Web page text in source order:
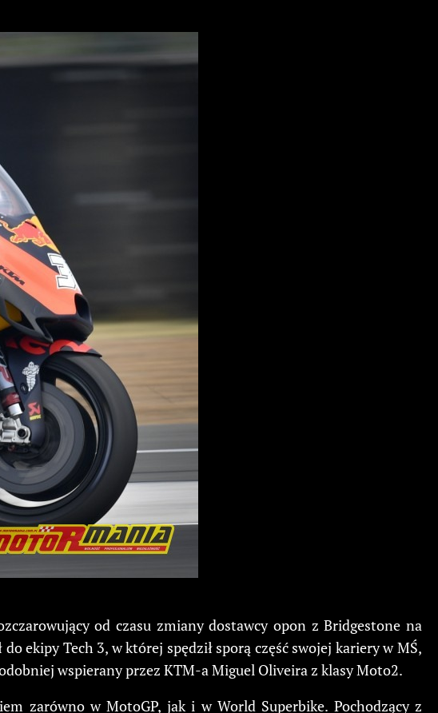
od czasu zmiany dostawcy opon z Bridgestone na
ekipy Tech 3, w której spędził sporą część swojej kariery w MŚ,
wspierany przez KTM-a Miguel Oliveira z klasy Moto2.
zarówno w MotoGP, jak i w World Superbike. Pochodzący z